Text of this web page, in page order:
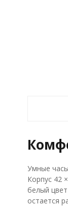
Умные
Корпус 42
белый
остается